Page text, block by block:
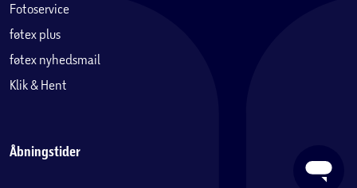
Fotoservice
føtex plus
føtex nyhedsmail
Klik & Hent
Åbningstider